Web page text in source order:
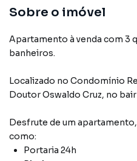
Sobre o imóvel
Apartamento à venda com 3
banheiros.
Localizado no Condomínio
Doutor Oswaldo Cruz, no
Desfrute de um apartamento
como:
Portaria 24h